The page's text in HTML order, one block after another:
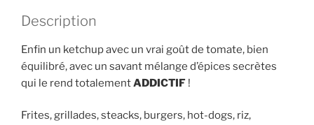
Martin
Description
Enfin un ketchup avec un vrai goût de tomate, bien
équilibré, avec un savant mélange d’épices secrètes
qui le rend totalementADDICTIF !
Frites, grillades, steacks, burgers, hot-dogs, riz,